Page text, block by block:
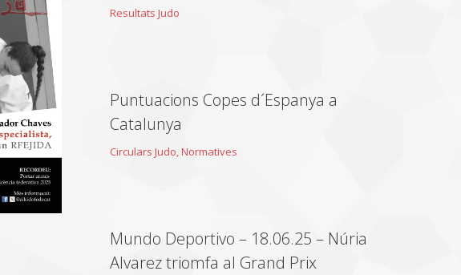
Resultats Judo
Puntuacions Copes d´Espanya a
Catalunya
Circulars Judo,Normatives
Mundo Deportivo – 18.06.25 – Núria
Alvarez triomfa al Grand Prix